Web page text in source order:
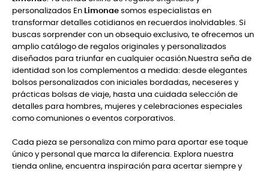
personalizados En
Limonae somos especialistas en
transformar detalles cotidianos en recuerdos inolvidables. Si
buscas sorprender con un obsequio exclusivo, te ofrecemos un
amplio catálogo de regalos originales y personalizados
diseñados para triunfar en cualquier ocasión.Nuestra seña de
identidad son los complementos a medida: desde elegantes
bolsos personalizados con iniciales bordadas, neceseres y
prácticas bolsas de viaje, hasta una cuidada selección de
detalles para hombres, mujeres y celebraciones especiales
como comuniones o eventos corporativos.
Cada pieza se personaliza con mimo para aportar ese toque
único y personal que marca la diferencia. Explora nuestra
tienda online, encuentra inspiración para acertar siempre y